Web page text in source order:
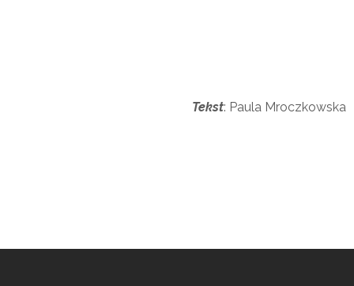
Tekst: Paula Mroczkowska